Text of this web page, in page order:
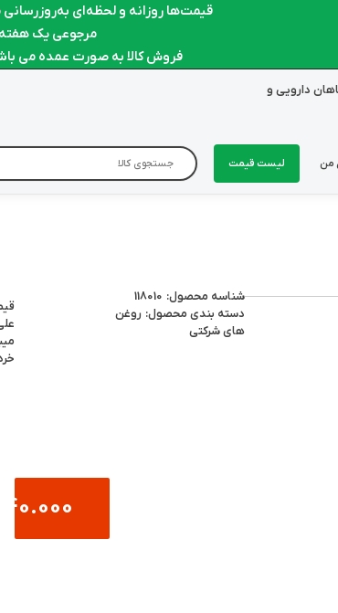
قیمت‌ها روزانه و لحظه‌ای به‌روزرسانی
مرجوعی یک
فروش کالا به صورت عمده می باشد (ثبت
دارویی و
من لیست قیمت
شناسه محصول: 118010
دسته بندی محصول: روغن
های شرکتی